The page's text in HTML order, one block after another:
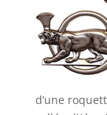
d’une